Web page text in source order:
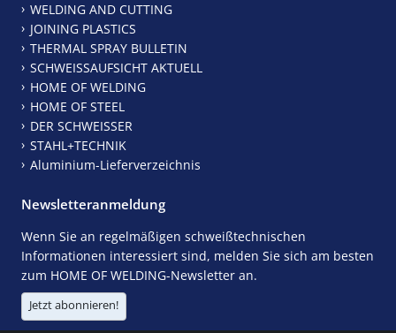
WELDING AND CUTTING
JOINING PLASTICS
THERMAL SPRAY BULLETIN
SCHWEISSAUFSICHT AKTUELL
HOME OF WELDING
HOME OF STEEL
DER SCHWEISSER
STAHL+TECHNIK
Aluminium-Lieferverzeichnis
Newsletteranmeldung
Wenn Sie an regelmäßigen schweißtechnischen
Informationen interessiert sind, melden Sie sich am besten
zum HOME OF WELDING-Newsletter an.
Jetzt abonnieren!